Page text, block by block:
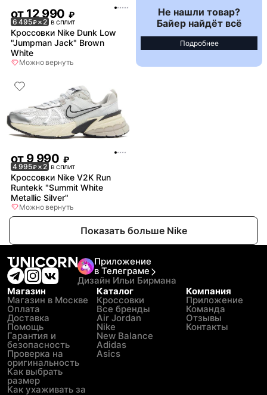
от12 990 ₽
6 495₽× 2 в сплит
Кроссовки Nike Dunk Low
"Jumpman Jack" Brown
White
Можно вернуть
Не нашли товар?
Байер найдёт всё
Подробнее
от 9 990 ₽
4 995₽× 2 в сплит
Кроссовки Nike V2K Run
Runtekk "Summit White
Metallic Silver"
Можно вернуть
Показать больше Nike
Приложение
в Телеграме
Дизайн Ильи Бирмана
Магазин
Магазин в Москве
Оплата
Доставка
Помощь
Гарантия и
безопасность
Проверка на
оригинальность
Как выбрать
размер
Как ухаживать за
Каталог
Кроссовки
Все бренды
Air Jordan
Nike
New Balance
Adidas
Asics
Компания
Приложение
Команда
Отзывы
Контакты